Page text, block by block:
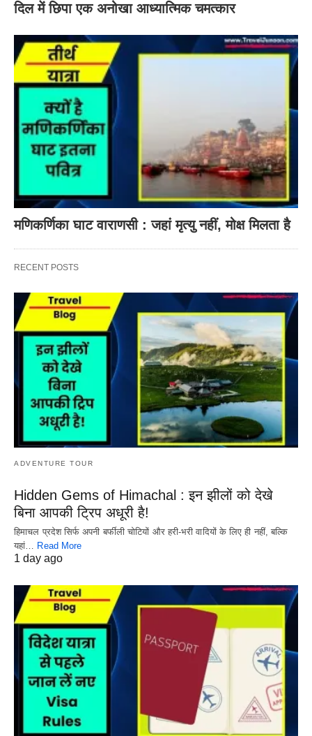
दिल में छिपा एक अनोखा आध्यात्मिक चमत्कार
मणिकर्णिका घाट वाराणसी : जहां मृत्यु नहीं, मोक्ष मिलता है
RECENT POSTS
ADVENTURE TOUR
Hidden Gems of Himachal : इन झीलों को देखे
बिना आपकी ट्रिप अधूरी है!
हिमाचल प्रदेश सिर्फ अपनी बर्फीली चोटियों और हरी-भरी वादियों के लिए ही नहीं, बल्कि
यहां…
Read More
1 day ago